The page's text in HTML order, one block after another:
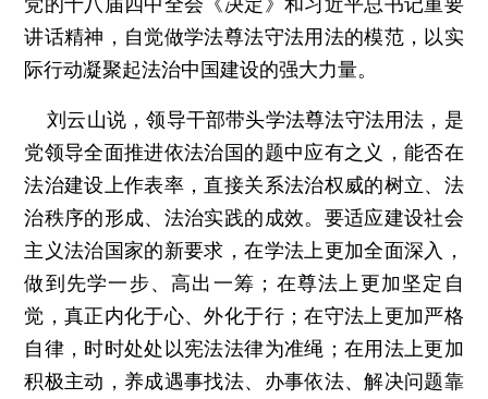
讲话精神，自觉做学法尊法守法用法的模范，以实
际行动凝聚起法治中国建设的强大力量。
刘云山说，领导干部带头学法尊法守法用法，是
党领导全面推进依法治国的题中应有之义，能否在
法治建设上作表率，直接关系法治权威的树立、法
治秩序的形成、法治实践的成效。要适应建设社会
主义法治国家的新要求，在学法上更加全面深入，
做到先学一步、高出一筹；在尊法上更加坚定自
觉，真正内化于心、外化于行；在守法上更加严格
自律，时时处处以宪法法律为准绳；在用法上更加
积极主动，养成遇事找法、办事依法、解决问题靠